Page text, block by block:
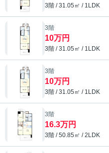
3階 / 31.05㎡ / 1LDK
3階
10万円
3階 / 31.05㎡ / 1LDK
3階
10万円
3階 / 31.05㎡ / 1LDK
3階
16.3万円
3階 / 50.85㎡ / 2LDK